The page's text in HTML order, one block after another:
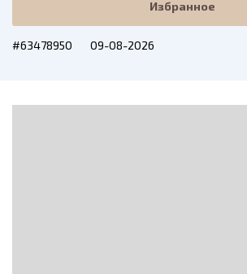
Избранное
#63478950 09-08-2026